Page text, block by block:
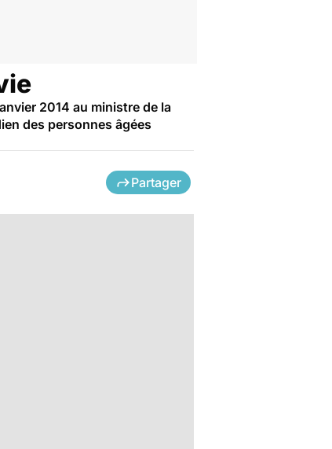
2014 au ministre de la
des personnes âgées
Partager